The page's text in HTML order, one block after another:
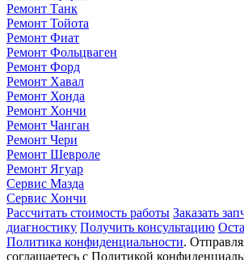
Ремонт Танк
Ремонт Тойота
Ремонт Фиат
Ремонт Фольцваген
Ремонт Форд
Ремонт Хавал
Ремонт Хонда
Ремонт Хончи
Ремонт Чанган
Ремонт Чери
Ремонт Шевроле
Ремонт Ягуар
Сервис Мазда
Сервис Хончи
Рассчитать стоимость работы Заказать
диагностику Получить консультацию
Политика конфиденциальности.
соглашаетесь с Политикой